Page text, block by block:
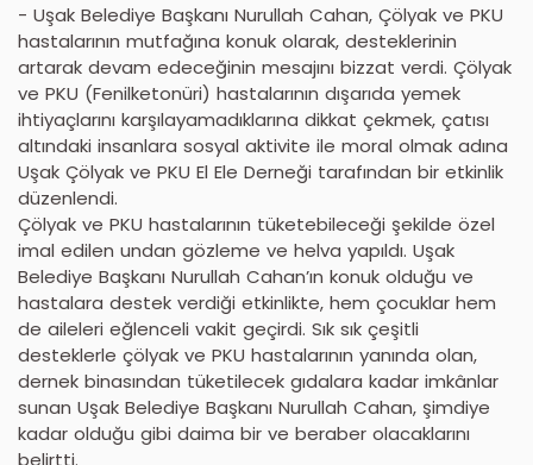
- Uşak Belediye Başkanı Nurullah Cahan, Çölyak ve PKU
hastalarının mutfağına konuk olarak, desteklerinin
artarak devam edeceğinin mesajını bizzat verdi. Çölyak
ve PKU (Fenilketonüri) hastalarının dışarıda yemek
ihtiyaçlarını karşılayamadıklarına dikkat çekmek, çatısı
altındaki insanlara sosyal aktivite ile moral olmak adına
Uşak Çölyak ve PKU El Ele Derneği tarafından bir etkinlik
düzenlendi.
Çölyak ve PKU hastalarının tüketebileceği şekilde özel
imal edilen undan gözleme ve helva yapıldı. Uşak
Belediye Başkanı Nurullah Cahan’ın konuk olduğu ve
hastalara destek verdiği etkinlikte, hem çocuklar hem
de aileleri eğlenceli vakit geçirdi. Sık sık çeşitli
desteklerle çölyak ve PKU hastalarının yanında olan,
dernek binasından tüketilecek gıdalara kadar imkânlar
sunan Uşak Belediye Başkanı Nurullah Cahan, şimdiye
kadar olduğu gibi daima bir ve beraber olacaklarını
belirtti.